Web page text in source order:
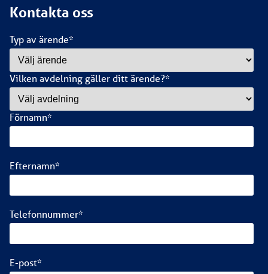
Kontakta oss
Typ av ärende*
Vilken avdelning gäller ditt ärende?*
Förnamn*
Efternamn*
Telefonnummer*
E-post*